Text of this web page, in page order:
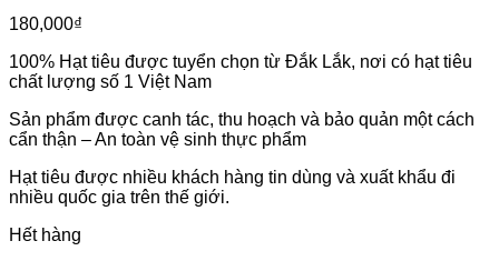
180,000₫
100% Hạt tiêu được tuyển chọn từ Đắk Lắk, nơi có hạt tiêu
chất lượng số 1 Việt Nam
Sản phẩm được canh tác, thu hoạch và bảo quản một cách
cẩn thận – An toàn vệ sinh thực phẩm
Hạt tiêu được nhiều khách hàng tin dùng và xuất khẩu đi
nhiều quốc gia trên thế giới.
Hết hàng